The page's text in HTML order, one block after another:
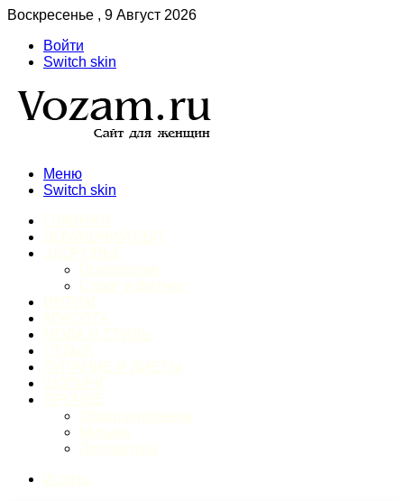
Воскресенье , 9 Август 2026
Войти
Switch skin
Меню
Switch skin